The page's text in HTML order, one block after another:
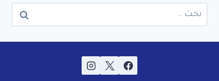
البحث
عن: